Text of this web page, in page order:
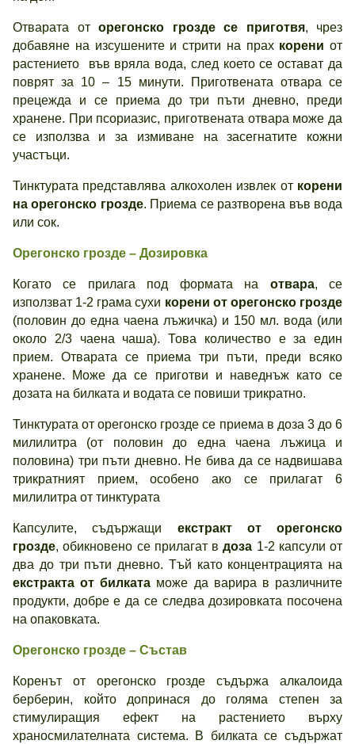
Отварата от орегонско грозде се приготвя, чрез
добавяне на изсушените и стрити на прах корени от
растението във вряла вода, след което се остават да
поврят за 10 – 15 минути. Приготвената отвара се
прецежда и се приема до три пъти дневно, преди
хранене. При псориазис, приготвената отвара може да
се използва и за измиване на засегнатите кожни
участъци.
Тинктурата представлява алкохолен извлек от корени
на орегонско грозде. Приема се разтворена във вода
или сок.
Орегонско грозде – Дозировка
Когато се прилага под формата на отвара, се
използват 1-2 грама сухи корени от орегонско грозде
(половин до една чаена лъжичка) и 150 мл. вода (или
около 2/3 чаена чаша). Това количество е за един
прием. Отварата се приема три пъти, преди всяко
хранене. Може да се приготви и наведнъж като се
дозата на билката и водата се повиши трикратно.
Тинктурата от орегонско грозде се приема в доза 3 до 6
милилитра (от половин до една чаена лъжица и
половина) три пъти дневно. Не бива да се надвишава
трикратният прием, особено ако се прилагат 6
милилитра от тинктурата
Капсулите, съдържащи екстракт от орегонско
грозде, обикновено се прилагат вдоза 1-2 капсули от
два до три пъти дневно. Тъй като концентрацията на
екстракта от билката може да варира в различните
продукти, добре е да се следва дозировката посочена
на опаковката.
Орегонско грозде – Състав
Коренът от орегонско грозде съдържа алкалоида
берберин, който допринася до голяма степен за
стимулиращия ефект на растението върху
храносмилателната система. В билката се съдържат